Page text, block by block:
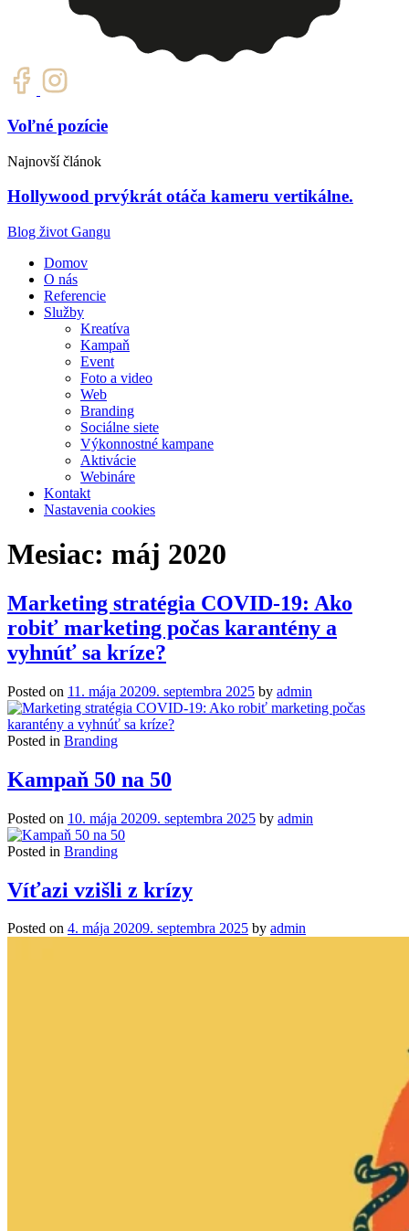
Voľné pozície
Najnovší článok
Hollywood prvýkrát otáča kameru vertikálne.
Blog život Gangu
Domov
O nás
Referencie
Služby
Kreatíva
Kampaň
Event
Foto a video
Web
Branding
Sociálne siete
Výkonnostné kampane
Aktivácie
Webináre
Kontakt
Nastavenia cookies
Mesiac: máj 2020
Marketing stratégia COVID-19: Ako
robiť marketing počas karantény a
vyhnúť sa kríze?
Posted on 11. mája 20209. septembra 2025 by admin
Posted in Branding
Kampaň 50 na 50
Posted on 10. mája 20209. septembra 2025 by admin
Posted in Branding
Víťazi vzišli z krízy
Posted on 4. mája 20209. septembra 2025 by admin